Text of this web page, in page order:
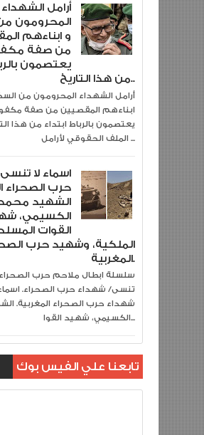
أرامل الشهداء
المحرومون
و ابناءهم
من صفة
يعتصمون
من هذا التاريخ..
ابناءهم المقصيين من صفة
يعتصمون بالرباط ابتداء من هذا
الملف الحقوقي لأرامل ...
اسماء لا
حرب الصحراء
الشهيد
الكسيمي،
القوات
الملكية، وشهيد حرب
المغربية.
تنسى/ شهداء حرب الصحراء.
شهداء حرب الصحراء المغربية.
الكسيمي، شهيد القوا...
تابعنا علي الفيس بوك